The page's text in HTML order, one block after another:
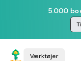
5.000
Værktøjer